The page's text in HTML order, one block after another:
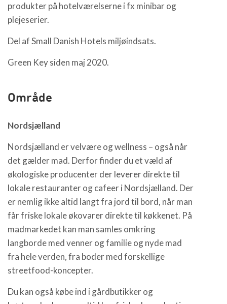
produkter på hotelværelserne i fx minibar og
plejeserier.
Del af Small Danish Hotels miljøindsats.
Green Key siden maj 2020.
Område
Nordsjælland
Nordsjælland er velvære og wellness – også når
det gælder mad. Derfor finder du et væld af
økologiske producenter der leverer direkte til
lokale restauranter og cafeer i Nordsjælland. Der
er nemlig ikke altid langt fra jord til bord, når man
får friske lokale økovarer direkte til køkkenet. På
madmarkedet kan man samles omkring
langborde med venner og familie og nyde mad
fra hele verden, fra boder med forskellige
streetfood-koncepter.
Du kan også købe ind i gårdbutikker og